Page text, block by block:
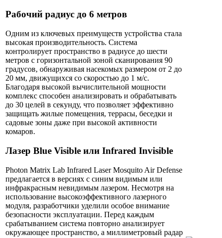
Рабочий радиус до 6 метров
Одним из ключевых преимуществ устройства стала
высокая производительность. Система
контролирует пространство в радиусе до шести
метров с горизонтальной зоной сканирования 90
градусов, обнаруживая насекомых размером от 2 до
20 мм, движущихся со скоростью до 1 м/с.
Благодаря высокой вычислительной мощности
комплекс способен анализировать и обрабатывать
до 30 целей в секунду, что позволяет эффективно
защищать жилые помещения, террасы, беседки и
садовые зоны даже при высокой активности
комаров.
Лазер Blue Visible или Infrared Invisible
Photon Matrix Lab Infrared Laser Mosquito Air Defense
предлагается в версиях с синим видимым или
инфракрасным невидимым лазером. Несмотря на
использование высокоэффективного лазерного
модуля, разработчики уделили особое внимание
безопасности эксплуатации. Перед каждым
срабатыванием система повторно анализирует
окружающее пространство, а миллиметровый радар